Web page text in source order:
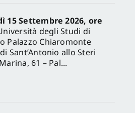
15 Settembre 2026, ore
degli Studi di
Palazzo Chiaromonte
Sant’Antonio allo Steri
61 – Pal...